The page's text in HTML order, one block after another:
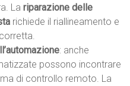
Lariparazione delle
richiede il riallineamento e
: anche
possono incontrare
di controllo remoto. La